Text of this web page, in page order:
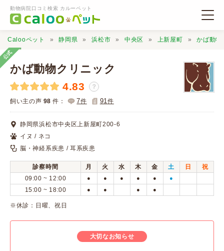
動物病院口コミ検索 カルーペット
動物病院検索
口コミ検索
Calooペットとは？
口コミ投稿
Calooペット 静岡県 浜松市 中央区 上新屋町 かば動物
公式
かば動物クリニック
4.83 ？
飼い主の声 98 件： 7件 91件
静岡県浜松市中央区上新屋町200-6
イヌ / ネコ
脳・神経系疾患 / 耳系疾患
診察時間 月 火 水 木 金 土 日
祝
09:00 ~ 12:00
● ● ● ● ● ●
15:00 ~ 18:00 ● ● ● ●
※休診：日曜、祝日
大切なお知らせ